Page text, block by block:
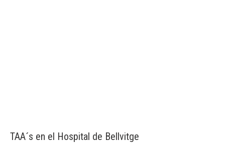
TAA´s en el Hospital de Bellvitge